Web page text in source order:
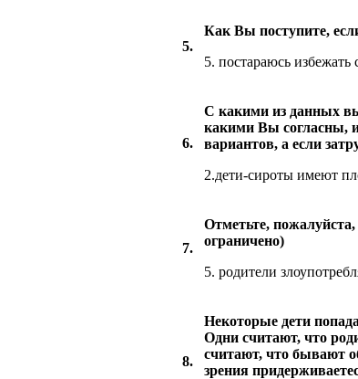
5.
Как Вы поступите,
5. постараюсь
6.
С какими из данных
какими Вы согласны,
вариантов, а если
2.дети-сироты имеют
7.
Отметьте,
ограничено)
5. родители
8.
Некоторые дети
Одни считают, что
считают, что бывают
зрения